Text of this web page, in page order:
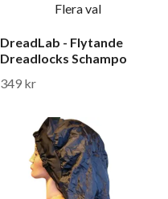
Flera val
DreadLab - Flytande
Dreadlocks Schampo
349 kr